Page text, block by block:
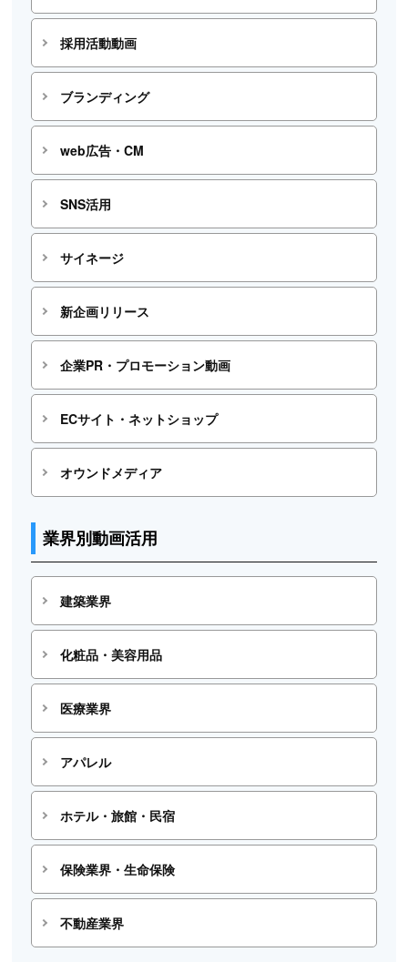
採用活動動画
ブランディング
web広告・CM
SNS活用
サイネージ
新企画リリース
企業PR・プロモーション動画
ECサイト・ネットショップ
オウンドメディア
業界別動画活用
建築業界
化粧品・美容用品
医療業界
アパレル
ホテル・旅館・民宿
保険業界・生命保険
不動産業界